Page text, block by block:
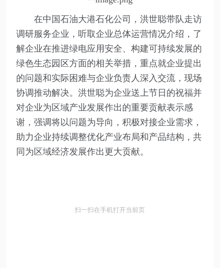
在中国石油大港石化公司，洪世聪带队走访
调研服务企业，听取企业总体运营情况介绍，了
解企业在推进绿电应用安全、构建可持续发展的
绿色生态园区方面的相关举措，重点就企业提出
的问题和实际困难与企业负责人深入交流，现场
协调推动解决。洪世聪为企业送上节日的祝福并
对企业为区域产业发展作出的重要贡献表示感
谢，强调将以问题为导向，积极对接企业需求，
助力企业持续调整优化产业布局和产品结构，共
同为区域经济发展作出更大贡献。
扫一扫在手机打开当前页